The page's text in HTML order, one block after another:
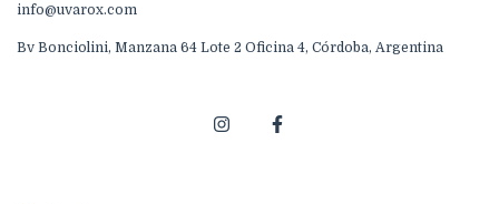
info@uvarox.com
Bv Bonciolini, Manzana 64 Lote 2 Oficina 4, Córdoba, Argentina